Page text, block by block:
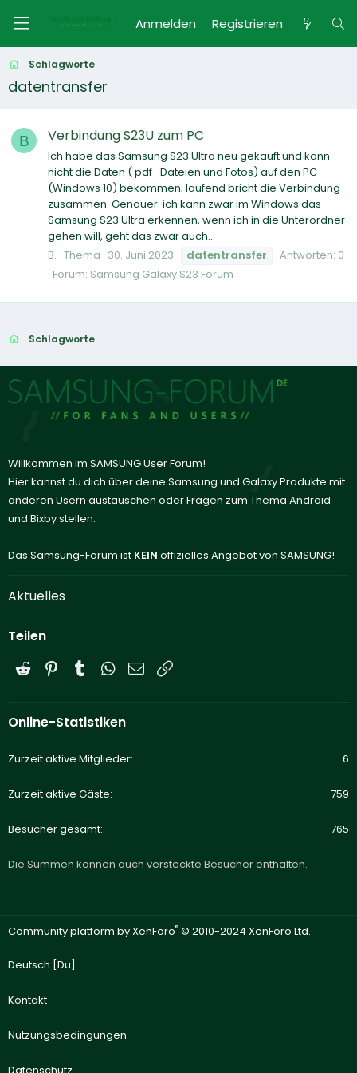
Anmelden Registrieren
Schlagworte
datentransfer
B Verbindung S23U zum PC
Ich habe das Samsung S23 Ultra neu gekauft und kann
nicht die Daten ( pdf- Dateien und Fotos) auf den PC
(Windows 10) bekommen; laufend bricht die Verbindung
zusammen. Genauer: ich kann zwar im Windows das
Samsung S23 Ultra erkennen, wenn ich in die Unterordner
gehen will, geht das zwar auch...
B. Thema 30. Juni 2023 datentransfer
Antworten: 0
Forum: Samsung Galaxy S23 Forum
Schlagworte
Willkommen im SAMSUNG User Forum!
Hier kannst du dich über deine Samsung und Galaxy Produkte mit
anderen Usern austauschen oder Fragen zum Thema Android
und Bixby stellen.
Das Samsung-Forum ist KEIN offizielles Angebot von SAMSUNG!
Aktuelles
Teilen
Reddit PinterestTumblrWhatsApp
E-Mail
Online-Statistiken
Zurzeit aktive Mitglieder 6
Zurzeit aktive Gäste 759
Besucher gesamt 765
Die Summen können auch versteckte Besucher enthalten.
Community platform by XenForo® © 2010-2024 XenForo Ltd.
Deutsch [Du]
Kontakt
Nutzungsbedingungen